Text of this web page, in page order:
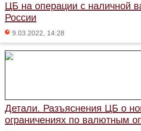
ЦБ на операции с наличной
России
9.03.2022, 14:28
Детали. Разъяснения ЦБ о
ограничениях по валютным